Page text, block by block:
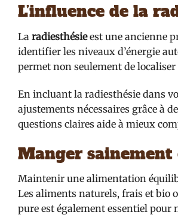
L’influence de la
La radiesthésieest une ancienne
identifier les niveaux d’énergie
permet non seulement de localiser
En incluant la radiesthésie dans
ajustements nécessaires grâce à
questions claires aide à mieux
Manger sainement
Maintenir une alimentation
Les aliments naturels, frais et bio
pure est également essentiel